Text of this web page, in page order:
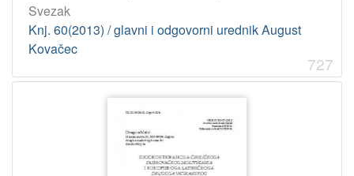
Svezak
Knj. 60(2013) / glavni i odgovorni urednik August
Kovačec
727